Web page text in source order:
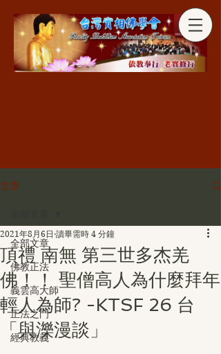
分享
文章
全部文章
佛教正法
義雲高大師
正法之門
經典教義
頂禮 南無 第三世多杰羌
佛！！ 聖僧高人為什麼拜年
輕人為師? -KTSF 26 台
「與濼漫談」
2021年8月6日 讀畢需時 4 分鐘